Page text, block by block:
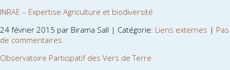
INRAE – Expertise Agriculture et biodiversité
24 février 2015 par Birama Sall | Catégorie: Liens externes | Pas
de commentaires
Observatoire Participatif des Vers de Terre